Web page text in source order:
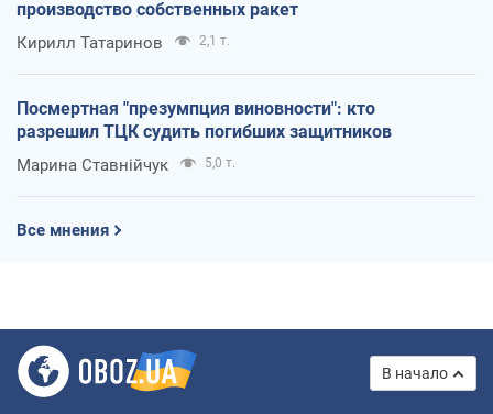
производство собственных ракет
Кирилл Татаринов 2,1 т.
Посмертная "презумпция виновности": кто
разрешил ТЦК судить погибших защитников
Марина Ставнійчук 5,0 т.
Все мнения
В начало